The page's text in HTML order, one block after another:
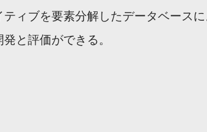
ィブを要素分解したデータベース
と評価ができる。